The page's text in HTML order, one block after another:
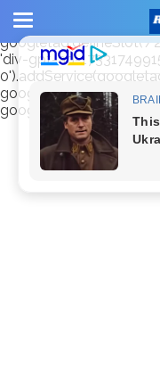
window.googletag =
googletag.defineSlot('/
'div-gpt-ad-